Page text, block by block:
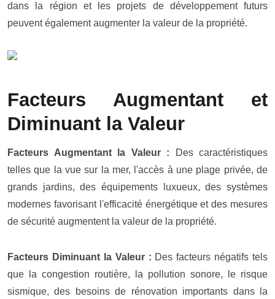
dans la région et les projets de développement futurs
peuvent également augmenter la valeur de la propriété.
Facteurs Augmentant et
Diminuant la Valeur
Facteurs Augmentant la Valeur : Des caractéristiques
telles que la vue sur la mer, l'accès à une plage privée, de
grands jardins, des équipements luxueux, des systèmes
modernes favorisant l'efficacité énergétique et des mesures
de sécurité augmentent la valeur de la propriété.
Facteurs Diminuant la Valeur : Des facteurs négatifs tels
que la congestion routière, la pollution sonore, le risque
sismique, des besoins de rénovation importants dans la